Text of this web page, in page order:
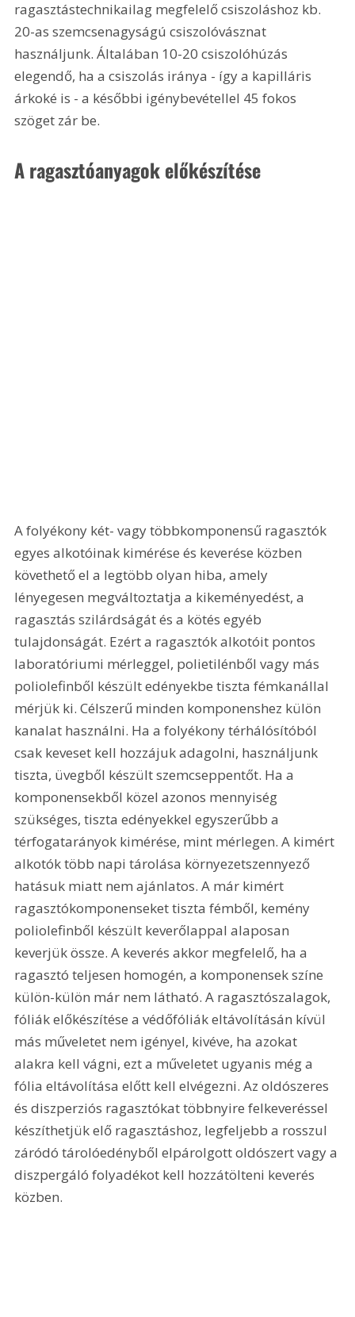
ragasztástechnikailag megfelelő csiszoláshoz kb.
20-as szemcsenagyságú csiszolóvásznat
használjunk. Általában 10-20 csiszolóhúzás
elegendő, ha a csiszolás iránya - így a kapilláris
árkoké is - a későbbi igénybevétellel 45 fokos
szöget zár be.
A ragasztóanyagok előkészítése
A folyékony két- vagy többkomponensű ragasztók
egyes alkotóinak kimérése és keverése közben
követhető el a legtöbb olyan hiba, amely
lényegesen megváltoztatja a kikeményedést, a
ragasztás szilárdságát és a kötés egyéb
tulajdonságát. Ezért a ragasztók alkotóit pontos
laboratóriumi mérleggel, polietilénből vagy más
poliolefinből készült edényekbe tiszta fémkanállal
mérjük ki. Célszerű minden komponenshez külön
kanalat használni. Ha a folyékony térhálósítóból
csak keveset kell hozzájuk adagolni, használjunk
tiszta, üvegből készült szemcseppentőt. Ha a
komponensekből közel azonos mennyiség
szükséges, tiszta edényekkel egyszerűbb a
térfogatarányok kimérése, mint mérlegen. A kimért
alkotók több napi tárolása környezetszennyező
hatásuk miatt nem ajánlatos. A már kimért
ragasztókomponenseket tiszta fémből, kemény
poliolefinből készült keverőlappal alaposan
keverjük össze. A keverés akkor megfelelő, ha a
ragasztó teljesen homogén, a komponensek színe
külön-külön már nem látható. A ragasztószalagok,
fóliák előkészítése a védőfóliák eltávolításán kívül
más műveletet nem igényel, kivéve, ha azokat
alakra kell vágni, ezt a műveletet ugyanis még a
fólia eltávolítása előtt kell elvégezni. Az oldószeres
és diszperziós ragasztókat többnyire felkeveréssel
készíthetjük elő ragasztáshoz, legfeljebb a rosszul
záródó tárolóedényből elpárolgott oldószert vagy a
diszpergáló folyadékot kell hozzátölteni keverés
közben.